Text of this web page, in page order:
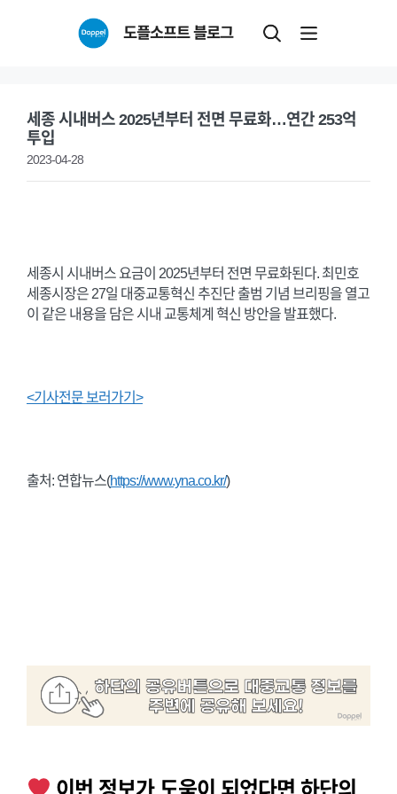
도플소프트 블로그
세종 시내버스 2025년부터 전면 무료화…연간 253억
투입
2023-04-28
세종시 시내버스 요금이 2025년부터 전면 무료화된다. 최민호
세종시장은 27일 대중교통혁신 추진단 출범 기념 브리핑을 열고
이 같은 내용을 담은 시내 교통체계 혁신 방안을 발표했다.
<기사전문 보러가기>
출처: 연합뉴스(https://www.yna.co.kr/)
이번 정보가 도움이 되었다면 하단의